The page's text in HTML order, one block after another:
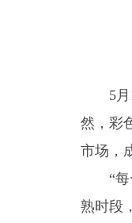
5
然，彩
市场，
“
熟时段